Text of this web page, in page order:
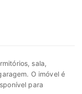
sala,
O imóvel é
para